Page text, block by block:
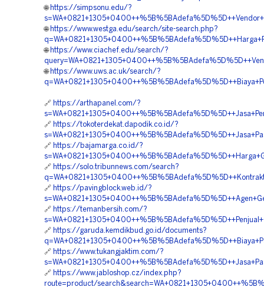
🌐 https://simpsonu.edu/?
🌐 https://www.westga.edu/search/site-search.php?
🌐 https://www.ciachef.edu/search/?
🌐 https://www.uws.ac.uk/search/?
🔗 https://arthapanel.com/?
🔗 https://tokoterdekat.dapodik.co.id/?
🔗 https://bajamarga.co.id/?
🔗 https://solo.tribunnews.com/search?
🔗 https://pavingblock.web.id/?
🔗 https://temanbersih.com/?
🔗 https://garuda.kemdikbud.go.id/documents?
🔗 https://www.tukangjaktim.com/?
🔗 https://www.jabloshop.cz/index.php?
route=product/